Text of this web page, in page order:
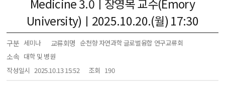
Medicine 3.0ㅣ장영목 교수(Emory
University)ㅣ2025.10.20.(월) 17:30
구분 세미나 교류회명 순천향 자연과학 글로벌융합 연구교류회
소속 대학 및 병원
작성일시 2025.10.13 15:52 조회 190